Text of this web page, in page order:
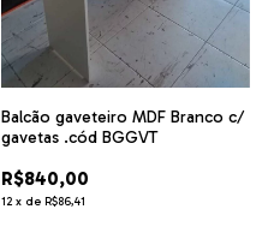
Balcão gaveteiro MDF Branco c/
gavetas .cód BGGVT
R$840,00
12 x deR$86,41